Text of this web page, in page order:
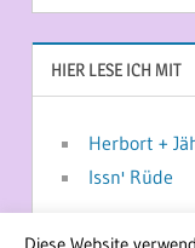
HIER LESE ICH MIT
Herbort +
Issn' Rüde